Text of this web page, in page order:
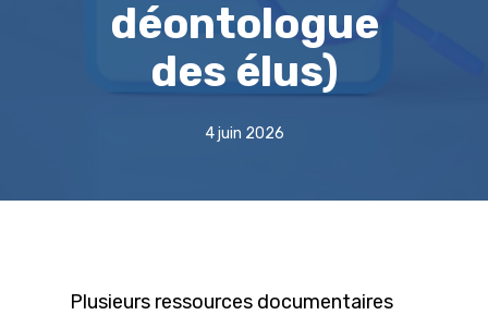
déontologue
des élus)
4 juin 2026
Plusieurs ressources documentaires